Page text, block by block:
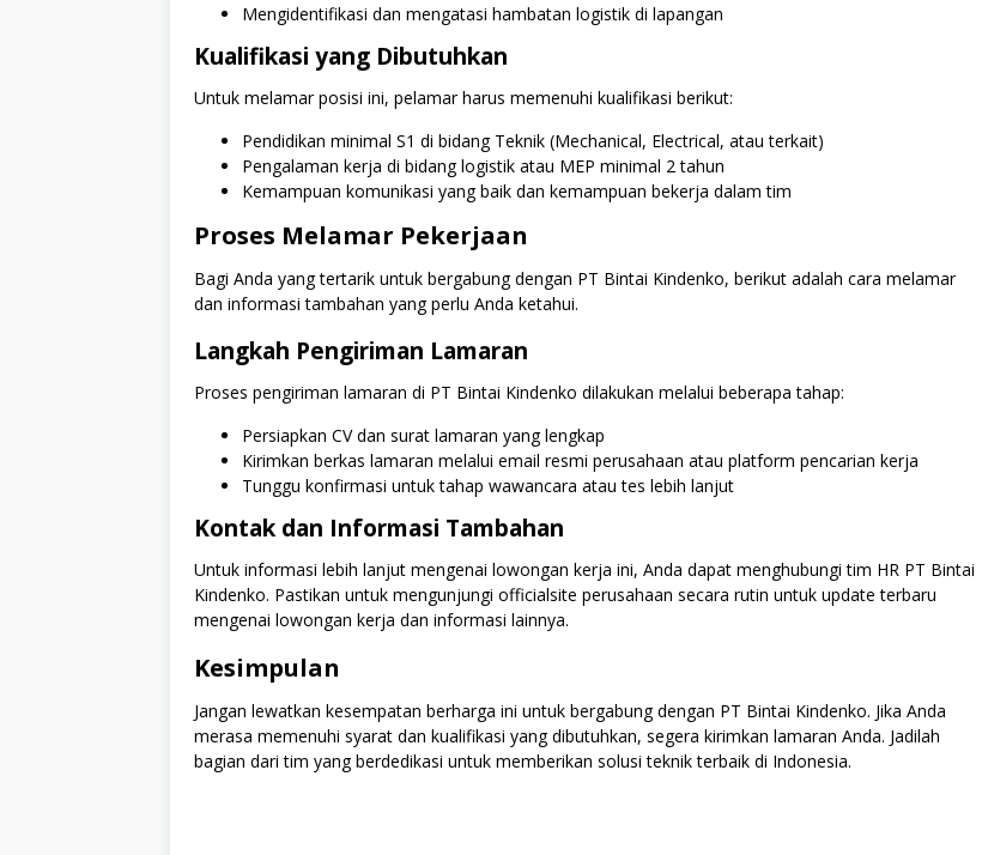
Mengidentifikasi dan mengatasi hambatan logistik di lapangan
Kualifikasi yang Dibutuhkan
Untuk melamar posisi ini, pelamar harus memenuhi kualifikasi berikut:
Pendidikan minimal S1 di bidang Teknik (Mechanical, Electrical, atau terkait)
Pengalaman kerja di bidang logistik atau MEP minimal 2 tahun
Kemampuan komunikasi yang baik dan kemampuan bekerja dalam tim
Proses Melamar Pekerjaan
Bagi Anda yang tertarik untuk bergabung dengan PT Bintai Kindenko, berikut adalah cara melamar
dan informasi tambahan yang perlu Anda ketahui.
Langkah Pengiriman Lamaran
Proses pengiriman lamaran di PT Bintai Kindenko dilakukan melalui beberapa tahap:
Persiapkan CV dan surat lamaran yang lengkap
Kirimkan berkas lamaran melalui email resmi perusahaan atau platform pencarian kerja
Tunggu konfirmasi untuk tahap wawancara atau tes lebih lanjut
Kontak dan Informasi Tambahan
Untuk informasi lebih lanjut mengenai lowongan kerja ini, Anda dapat menghubungi tim HR PT Bintai
Kindenko. Pastikan untuk mengunjungi officialsite perusahaan secara rutin untuk update terbaru
mengenai lowongan kerja dan informasi lainnya.
Kesimpulan
Jangan lewatkan kesempatan berharga ini untuk bergabung dengan PT Bintai Kindenko. Jika Anda
merasa memenuhi syarat dan kualifikasi yang dibutuhkan, segera kirimkan lamaran Anda. Jadilah
bagian dari tim yang berdedikasi untuk memberikan solusi teknik terbaik di Indonesia.